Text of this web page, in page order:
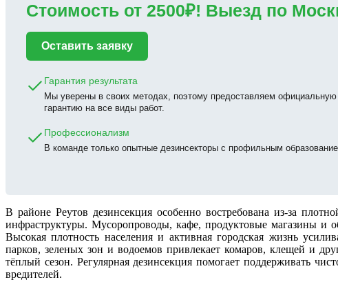
Стоимость от 2500₽! Выезд по
Оставить заявку
Гарантия результата
Мы уверены в своих методах, поэтому предоставляем официальную
гарантию на все виды работ.
Профессионализм
В команде только опытные дезинсекторы с профильным
В районе Реутов дезинсекция особенно востребована из-за
инфраструктуры. Мусоропроводы, кафе, продуктовые магазины и
Высокая плотность населения и активная городская жизнь
парков, зеленых зон и водоемов привлекает комаров, клещей и
тёплый сезон. Регулярная дезинсекция помогает поддерживать
вредителей.